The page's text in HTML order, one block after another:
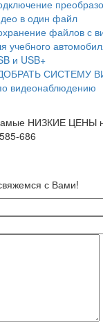
в один файл
файлов с
учебного
и USB+
СИСТЕМУ
видеонаблюдению
НИЗКИЕ ЦЕНЫ
686
с Вами!